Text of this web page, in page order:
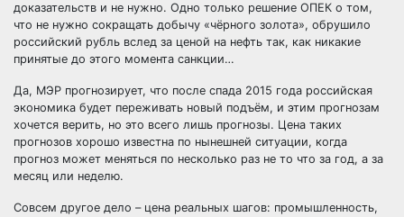
доказательств и не нужно. Одно только решение ОПЕК о том,
что не нужно сокращать добычу «чёрного золота», обрушило
российский рубль вслед за ценой на нефть так, как никакие
принятые до этого момента санкции…
Да, МЭР прогнозирует, что после спада 2015 года российская
экономика будет переживать новый подъём, и этим прогнозам
хочется верить, но это всего лишь прогнозы. Цена таких
прогнозов хорошо известна по нынешней ситуации, когда
прогноз может меняться по несколько раз не то что за год, а за
месяц или неделю.
Совсем другое дело – цена реальных шагов: промышленность,